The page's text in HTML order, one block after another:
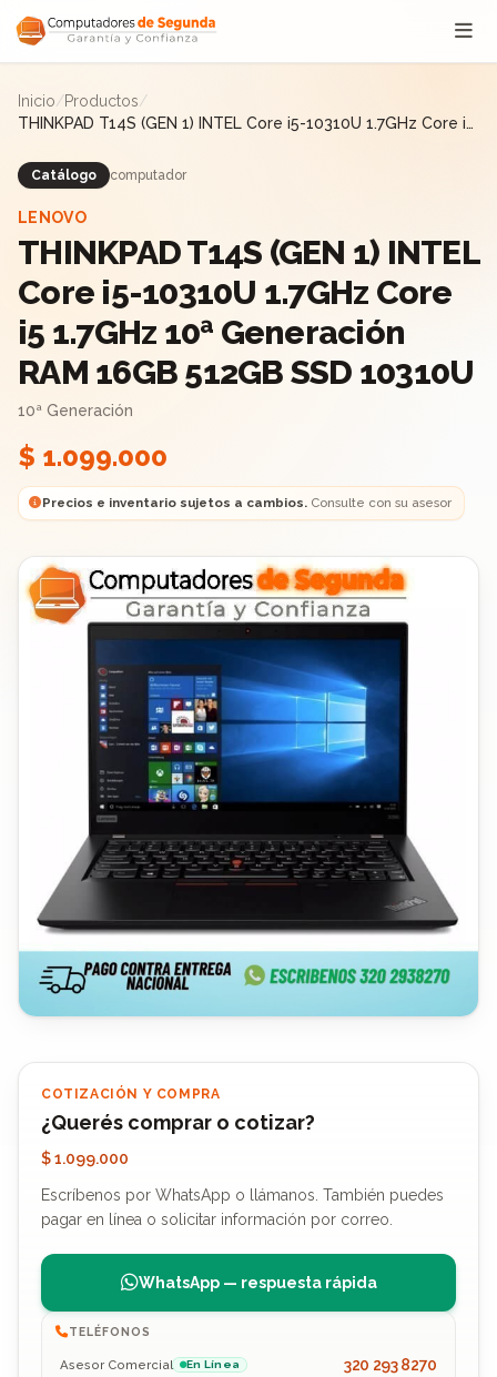
Saltar al contenido
Inicio/Productos/
THINKPAD T14S (GEN 1) INTEL Core i5-10310U 1.7GHz Core i5
Catálogo computador
LENOVO
THINKPAD T14S (GEN 1) INTEL
Core i5-10310U 1.7GHz Core
i5 1.7GHz 10ª Generación
RAM 16GB 512GB SSD 10310U
10ª Generación
$ 1.099.000
Precios e inventario sujetos a cambios.Consulte con su asesor
COTIZACIÓN Y COMPRA
¿Querés comprar o cotizar?
$ 1.099.000
Escríbenos por WhatsApp o llámanos. También puedes
pagar en línea o solicitar información por correo.
WhatsApp — respuesta rápida
TELÉFONOS
Asesor Comercial En Línea 320 293 8270